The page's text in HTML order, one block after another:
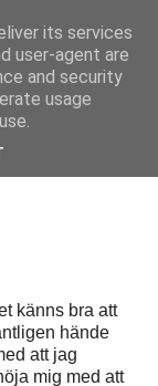
tankar om livet
känns bra att
hände
att jag
mig med att
its services
user-agent are
and security
usage